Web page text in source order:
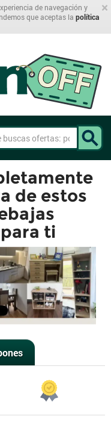
×
de navegación y
que aceptas la política
de estos
ti